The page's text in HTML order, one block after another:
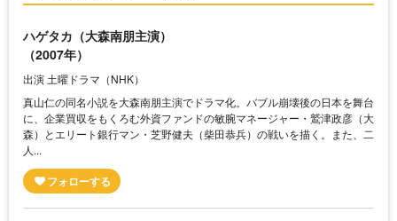
ハゲタカ（大森南朋主演）
（2007年）
出演 土曜ドラマ（NHK）
真山仁の同名小説を大森南朋主演でドラマ化。バブル崩壊後の日本を舞台
に、企業買収をもくろむ外資ファンドの敏腕マネージャー・鷲津政彦（大
森）とエリート銀行マン・芝野健夫（柴田恭兵）の戦いを描く。また、二
人...